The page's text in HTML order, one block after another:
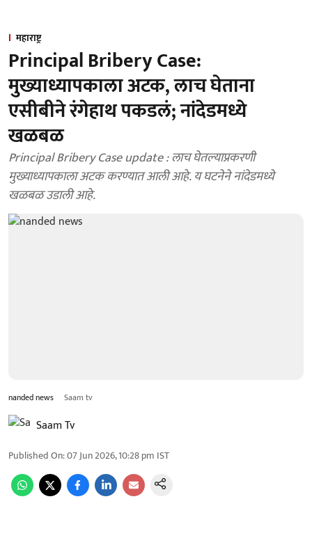
महाराष्ट्र
Principal Bribery Case:
मुख्याध्यापकाला अटक, लाच घेताना
एसीबीने रंगेहाथ पकडलं; नांदेडमध्ये
खळबळ
Principal Bribery Case update : लाच घेतल्याप्रकरणी
मुख्याध्यापकाला अटक करण्यात आली आहे. य घटनेने नांदेडमध्ये
खळबळ उडाली आहे.
nanded news Saam tv
Saam Tv
Published On:07 Jun 2026, 10:28 pm IST